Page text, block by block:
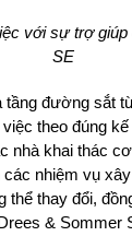
với sự trợ
SE
đường sắt
theo đúng
nhà khai thác
nhiệm vụ
thể thay đổi,
&